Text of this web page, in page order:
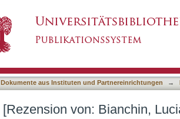
Dokumente aus Instituten und Partnereinrichtungen →
[Rezension von: Bianchin,